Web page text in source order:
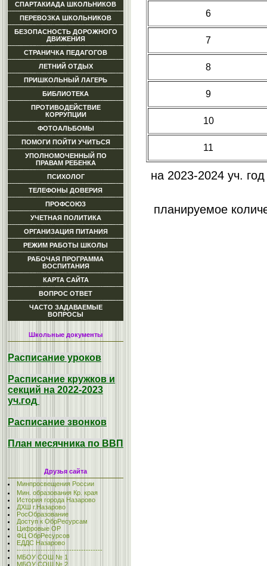
СПАРТАКИАДА ШКОЛЬНИКОВ
ПЕРЕВОЗКА ШКОЛЬНИКОВ
БЕЗОПАСНОСТЬ ДОРОЖНОГО
ДВИЖЕНИЯ
СТРАНИЧКА ПЕДАГОГОВ
ЛЕТНИЙ ОТДЫХ
ПРИШКОЛЬНЫЙ ЛАГЕРЬ
БИБЛИОТЕКА
ПРОТИВОДЕЙСТВИЕ
КОРРУПЦИИ
ФОТОАЛЬБОМЫ
ПОМОГИ ПОЙТИ УЧИТЬСЯ
УПОЛНОМОЧЕННЫЙ ПО
ПРАВАМ РЕБЕНКА
ПСИХОЛОГ
ТЕЛЕФОНЫ ДОВЕРИЯ
ПРОФСОЮЗ
УЧЕТНАЯ ПОЛИТИКА
ОРГАНИЗАЦИЯ ПИТАНИЯ
РЕЖИМ РАБОТЫ ШКОЛЫ
РАБОЧАЯ ПРОГРАММА
ВОСПИТАНИЯ
КАРТА САЙТА
ВОПРОС ОТВЕТ
ЧАСТО ЗАДАВАЕМЫЕ
ВОПРОСЫ
Школьные документы
Расписание уроков
Расписание кружков и
секций на 2022-2023
уч.год
Расписание звонков
План месячника по ВВП
Друзья сайта
Минпросвещения России
Мин. образования Кр. края
История города Назарово
ДХШ г.Назарово
РосОбразование
Доступ к ОбрРесурсам
Цифровые ОР
ФЦ ОбрРесурсов
ЕДДС Назарово
------------------------------------
МБОУ СОШ № 1
МБОУ СОШ № 2
6
7
8
9
10
11
на 2023-2024 уч.
планируемое